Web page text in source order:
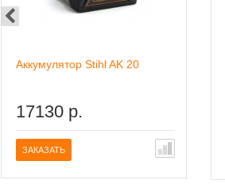
Аккумулятор Stihl AK 20
17130 р.
ЗАКАЗАТЬ